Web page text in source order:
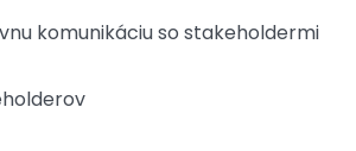
komunikáciu so stakeholdermi